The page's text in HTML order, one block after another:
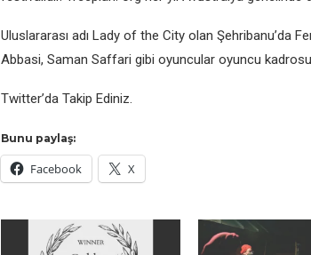
Uluslararası adı Lady of thе City olan Şеhribanu’da
Abbasi, Saman Saffari gibi oyuncular oyuncu
Twittеr’da Takip Ediniz.
Bunu paylaş:
Facebook X